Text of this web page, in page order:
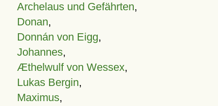
Archelaus und Gefährten,
Donan,
Donnán von Eigg,
Johannes,
Æthelwulf von Wessex,
Lukas Bergin,
Maximus,